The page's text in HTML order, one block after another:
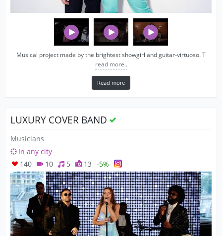
Musical project made by the brightest showgirl and guitar-virtuoso. T
read more..
Read more
LUXURY COVER BAND
Musicians
In any city
140
10 5 13 -5%